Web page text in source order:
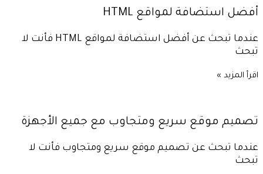
أفضل استضافة لمواقع HTML
عندما تبحث عن أفضل استضافة لمواقع HTML فأنت لا
تبحث
اقرأ المزيد »
تصميم موقع سريع ومتجاوب مع جميع الأجهزة
عندما تبحث عن تصميم موقع سريع ومتجاوب فأنت لا
تبحث